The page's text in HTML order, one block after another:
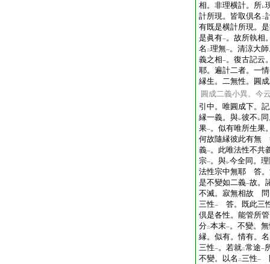
相。非理横計。所レ
計所現。皆取倶名 二
有既是横計所現。
是眞有一。故所執相
名 二理無一。清涼大
義之相一。復古記云
耶。遍計二者。一
縁生。二無性。圓
圓成二義小異。今
引中。唯圓成下。
縁一義。與レ彼不 レ
果一。似有唯所生
何故隨縁彼此有無
義一。此唯法性不共
宗一。與レ今全同。
法性宗中無耶 答。
是不變如二義一故。
不滅。寂無相故 問
三性一
答。既此三
倶是各性。能管所
分二本末一。不變。
縁。似有。情有。名
三性一。若就二常途一
不變。以名 二三性一